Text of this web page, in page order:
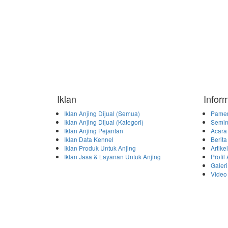
Iklan
Iklan Anjing Dijual (Semua)
Iklan Anjing Dijual (Kategori)
Iklan Anjing Pejantan
Iklan Data Kennel
Iklan Produk Untuk Anjing
Iklan Jasa & Layanan Untuk Anjing
Profil